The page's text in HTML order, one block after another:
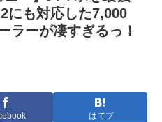
にも対応した7,000
ラーが凄すぎるっ！
はてブ